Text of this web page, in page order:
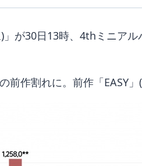
」が30日13時、4thミニア
前作割れに。前作「EASY